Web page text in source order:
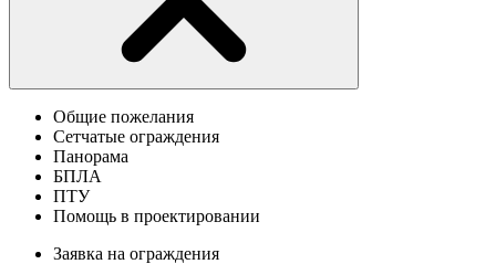
Общие пожелания
Сетчатые ограждения
Панорама
БПЛА
ПТУ
Помощь в проектировании
Заявка на ограждения